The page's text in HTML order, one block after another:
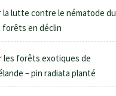
la lutte contre le nématode du
forêts en déclin
les forêts exotiques de
– pin radiata planté